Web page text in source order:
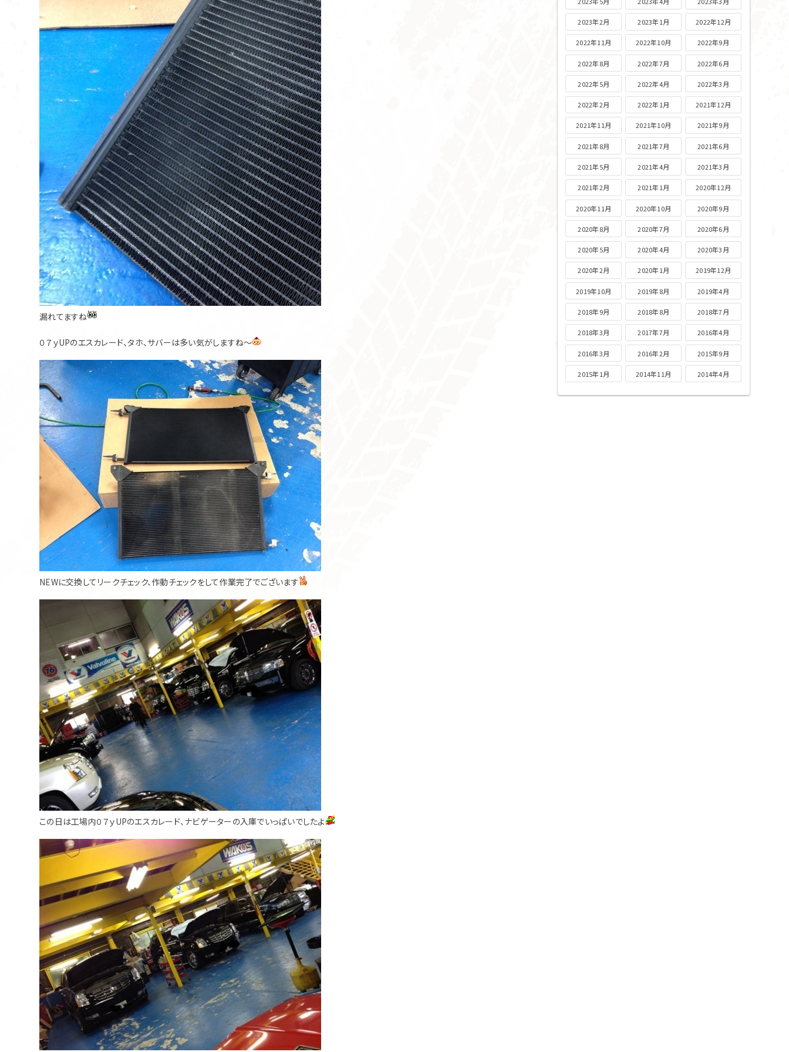
漏れてますね
０７ｙUPのエスカレード、タホ、サバーは多い気がしますね～
NEWに交換してリークチェック、作動チェックをして作業完了でございます
この日は工場内０７ｙUPのエスカレード、ナビゲーターの入庫でいっぱいでしたよ
2023年2月 2023年1月 2022年12月
2022年11月 2022年10月 2022年9月
2022年8月 2022年7月 2022年6月
2022年5月 2022年4月 2022年3月
2022年2月 2022年1月 2021年12月
2021年11月 2021年10月 2021年9月
2021年8月 2021年7月 2021年6月
2021年5月 2021年4月 2021年3月
2021年2月 2021年1月 2020年12月
2020年11月 2020年10月 2020年9月
2020年8月 2020年7月 2020年6月
2020年5月 2020年4月 2020年3月
2020年2月 2020年1月 2019年12月
2019年10月 2019年8月 2019年4月
2018年9月 2018年8月 2018年7月
2018年3月 2017年7月 2016年4月
2016年3月 2016年2月 2015年9月
2015年1月 2014年11月 2014年4月